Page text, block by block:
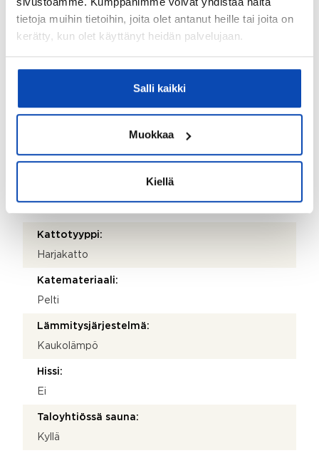
tietoja muihin tietoihin, joita olet antanut heille tai joita on
kerätty, kun olet käyttänyt heidän palvelujaan.
Salli kaikki
Muokkaa
Kiellä
Postitoimipaikka:
Helsinki
26.03.2026
1928
1928
Kattotyyppi:
Harjakatto
Katemateriaali:
Pelti
Lämmitysjärjestelmä:
Kaukolämpö
Hissi:
Ei
Taloyhtiössä sauna:
Kyllä